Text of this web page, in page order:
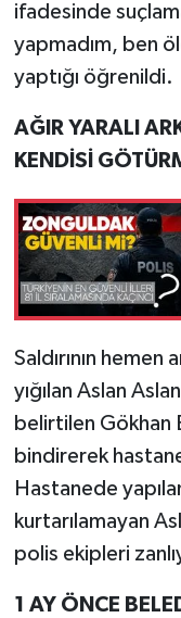
ifadesinde
yapmadım, ben
yaptığı öğrenildi.
AĞIR YARALI
KENDİSİ
Saldırının
yığılan Aslan
belirtilen Gökhan
bindirerek
Hastanede
kurtarılamayan
polis ekipleri
1 AY ÖNCE